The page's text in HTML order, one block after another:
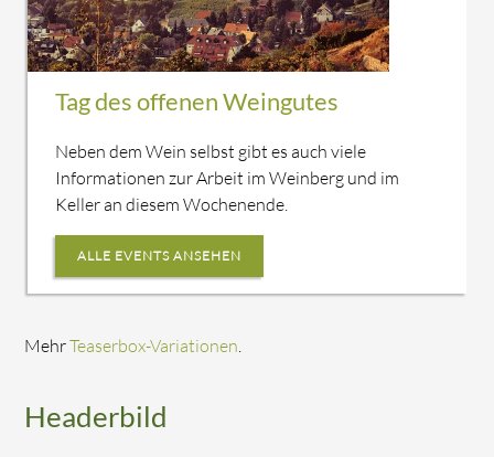
Tag des offenen Weingutes
Neben dem Wein selbst gibt es auch viele
Informationen zur Arbeit im Weinberg und im
Keller an diesem Wochenende.
ALLE EVENTS ANSEHEN
MehrTeaserbox-Variationen.
Headerbild